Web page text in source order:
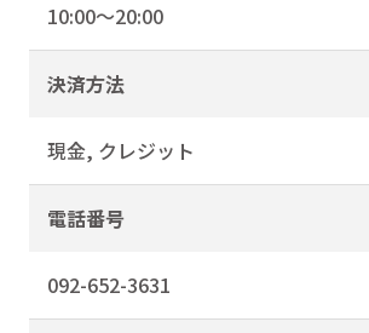
10:00〜20:00
決済方法
現金, クレジット
電話番号
092-652-3631